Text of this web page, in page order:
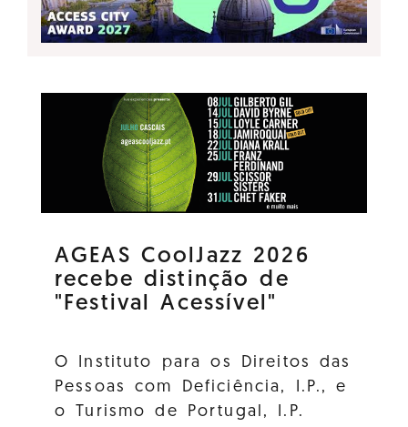
AGEAS CoolJazz 2026
recebe distinção de
"Festival Acessível"
O Instituto para os Direitos das
Pessoas com Deficiência, I.P., e
o Turismo de Portugal, I.P.